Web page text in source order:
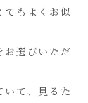
てもよくお似
選びいただ
て、見るた